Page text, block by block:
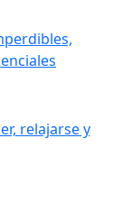
relajarse y